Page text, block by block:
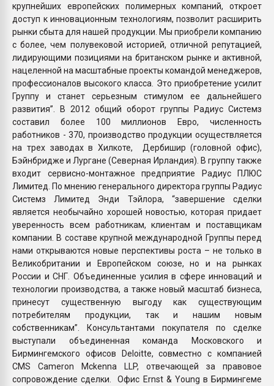
крупнейших европейских полимерных компаний, откроет
доступ к инновационным технологиям, позволит расширить
рынки сбыта для нашей продукции. Мы приобрели компанию
с более, чем полувековой историей, отличной репутацией,
лидирующими позициями на британском рынке и активной,
нацеленной на масштабные проекты командой менеджеров,
профессионалов высокого класса. Это приобретение усилит
Группу и станет серьезным стимулом ее дальнейшего
развития”. В 2012 общий оборот группы Радиус Системз
составил более 100 миллионов Евро, численность
работников - 370, производство продукции осуществляется
на трех заводах в Хилкоте, Дербишир (головной офис),
Бэйнбридже и Лургане (Северная Ирландия). В группу также
входит сервисно-монтажное предприятие Радиус ПЛЮС
Лимитед. По мнению генерального директора группы Радиус
Системз Лимитед Энди Тэйлора, “завершение сделки
является необычайно хорошей новостью, которая придает
уверенность всем работникам, клиентам и поставщикам
компании. В составе крупной международной Группы перед
нами открываются новые перспективы роста – не только в
Великобритании и Европейском союзе, но и на рынках
России и СНГ. Объединенные усилия в сфере инноваций и
технологии производства, а также новый масштаб бизнеса,
принесут существенную выгоду как существующим
потребителям продукции, так и нашим новым
собственникам”. Консультантами покупателя по сделке
выступали объединенная команда Московского и
Бирмингемского офисов Deloitte, совместно с компанией
CMS Cameron Mckenna LLP, отвечающей за правовое
сопровождение сделки. Офис Ernst & Young в Бирмингеме